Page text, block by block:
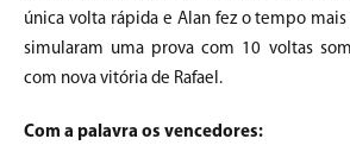
única volta rápida e Alan fez o tempo mais
simularam uma prova com 10 voltas
com nova vitória de Rafael.
Com a palavra os vencedores: